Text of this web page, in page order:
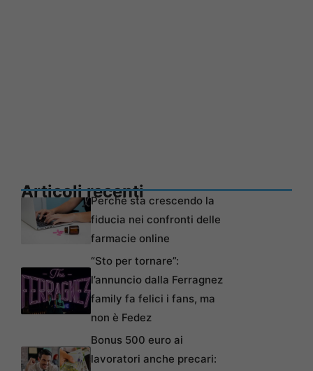
Articoli recentiPerché sta crescendo la
fiducia nei confronti delle
farmacie online
“Sto per tornare”:
l’annuncio dalla Ferragnez
family fa felici i fans, ma
non è Fedez
Bonus 500 euro ai
lavoratori anche precari: